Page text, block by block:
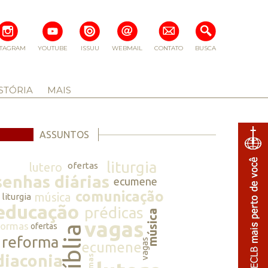
BUSCA
CONTATO
WEBMAIL
ISSUU
YOUTUBE
MAIS
ASSUNTOS
lutero ofertas liturgia
diárias ecumene
liturgia música comunicação
prédicasmúsica
ofertasbíbliavagas
reforma ecumenevagas